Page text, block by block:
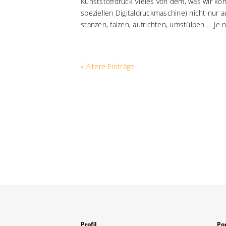
speziellen Digitaldruckmaschine) nicht nur
stanzen, falzen, aufrichten, umstülpen … Je
« Ältere Einträge
Profil